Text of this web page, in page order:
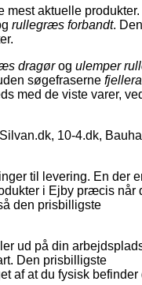
aktuelle produkter.
rullegræs forbandt.
dragørog ulemper
søgefraserne
med de viste varer,
10-4.dk,
til levering. En der
i Ejby præcis når
den prisbilligste
ud på din
Den prisbilligste
af at du fysisk befinder